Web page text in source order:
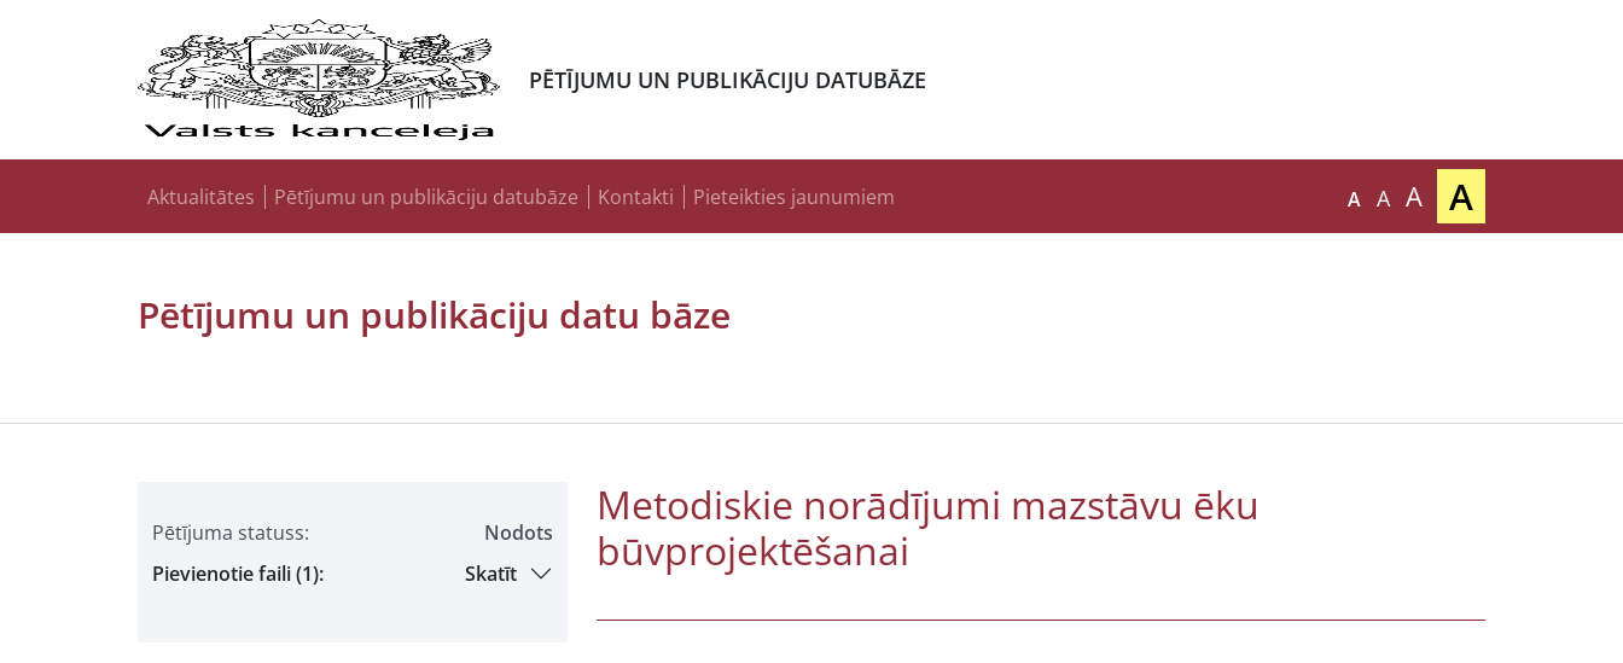
PĒTĪJUMU UN PUBLIKĀCIJU DATUBĀZE
Aktualitātes Pētījumu un publikāciju datubāze Kontakti Pieteikties jaunumiem A A A A
Pētījumu un publikāciju datu bāze
Pētījuma statuss:
Nodots
Pievienotie faili (1):
Skatīt
Metodiskie norādījumi mazstāvu ēku
būvprojektēšanai